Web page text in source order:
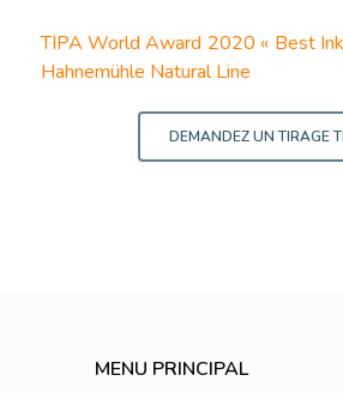
TIPA World Award 2020 « Best
Hahnemühle Natural Line
DEMANDEZ UN TIRAGE
MENU PRINCIPAL